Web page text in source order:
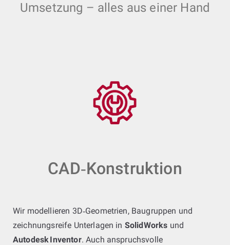
Umsetzung – alles aus einer Hand
CAD‑Konstruktion
Wir modellieren 3D‑Geometrien, Baugruppen und
zeichnungsreife Unterlagen in SolidWorks und
Autodesk Inventor. Auch anspruchsvolle